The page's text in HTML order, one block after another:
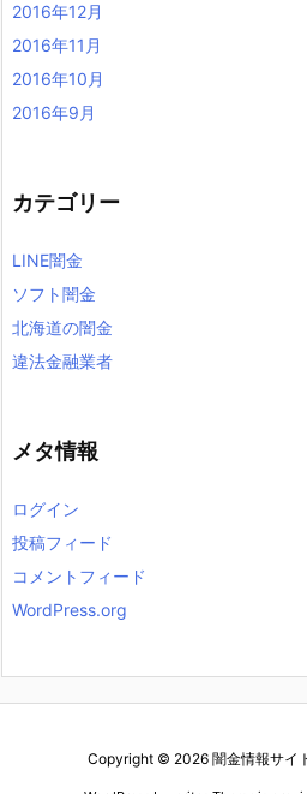
2016年12月
2016年11月
2016年10月
2016年9月
カテゴリー
LINE闇金
ソフト闇金
北海道の闇金
違法金融業者
メタ情報
ログイン
投稿フィード
コメントフィード
WordPress.org
Copyright © 2026 闇金情報サイ